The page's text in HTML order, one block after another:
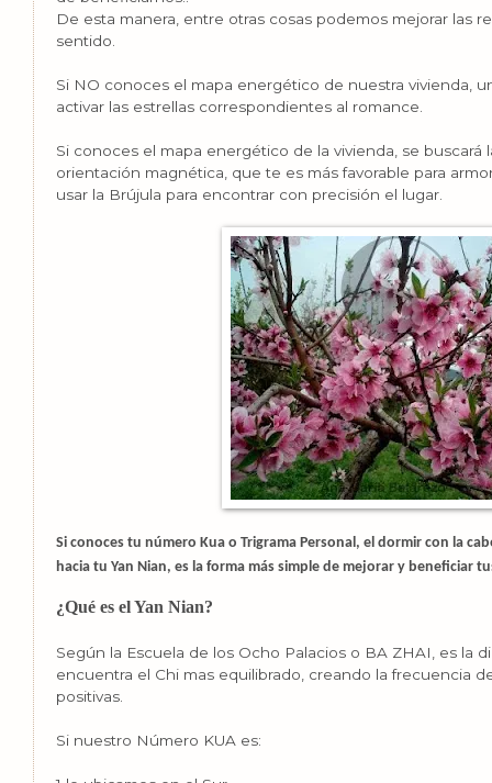
De esta manera, entre otras cosas podemos mejorar las
sentido.
Si NO conoces el mapa energético de nuestra vivienda,
activar las estrellas correspondientes al romance.
Si conoces el mapa energético de la vivienda, se buscará
orientación magnética, que te es más favorable para
usar la Brújula para encontrar con precisión el lugar.
Si conoces tu número Kua o Trigrama Personal, el dormir con la
hacia tu Yan Nian, es la forma más simple de mejorar y beneficiar
¿Qué es el Yan Nian?
Según la Escuela de los Ocho Palacios o BA ZHAI, es la
encuentra el Chi mas equilibrado, creando la frecuencia
positivas.
Si nuestro Número KUA es: